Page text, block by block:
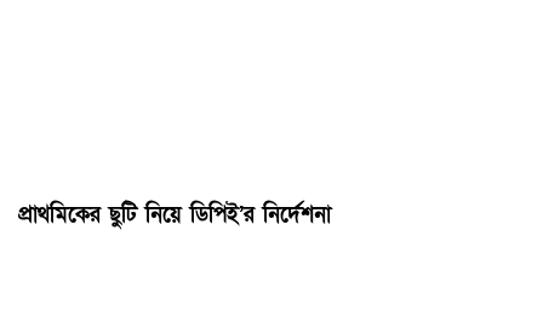
প্রাথমিকের ছুটি নিয়ে ডিপিই’র নির্দেশনা